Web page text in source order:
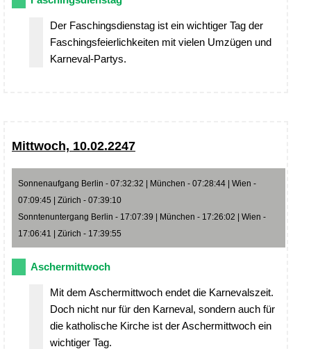
Der Faschingsdienstag ist ein wichtiger Tag der
Faschingsfeierlichkeiten mit vielen Umzügen und
Karneval-Partys.
Mittwoch, 10.02.2247
Sonnenaufgang Berlin - 07:32:32 | München - 07:28:44 | Wien -
07:09:45 | Zürich - 07:39:10
Sonntenuntergang Berlin - 17:07:39 | München - 17:26:02 | Wien -
17:06:41 | Zürich - 17:39:55
Aschermittwoch
Mit dem Aschermittwoch endet die Karnevalszeit.
Doch nicht nur für den Karneval, sondern auch für
die katholische Kirche ist der Aschermittwoch ein
wichtiger Tag.